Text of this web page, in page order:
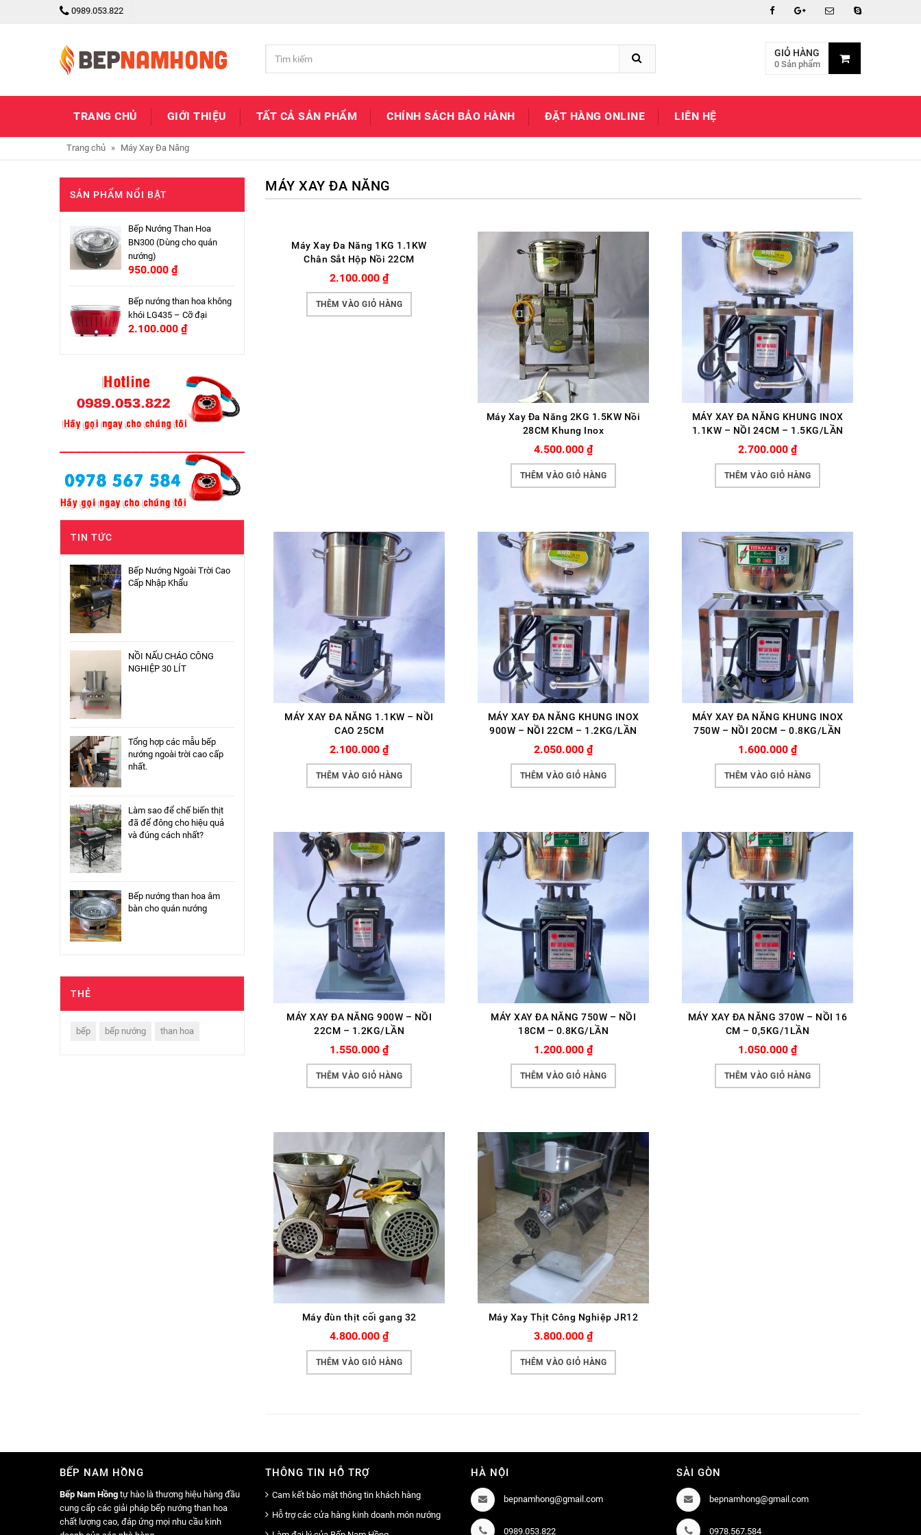
0989.053.822
GIỎ HÀNG
0 Sản phẩm
TRANG CHỦ GIỚI THIỆU TẤT CẢ SẢN PHẨM CHÍNH SÁCH BẢO HÀNH ĐẶT HÀNG ONLINE LIÊN HỆ
Trang chủ » Máy Xay Đa Năng
MÁY XAY ĐA NĂNG
Máy Xay Đa Năng 1KG 1.1KW
Chân Sắt Hộp Nồi 22CM
2.100.000 ₫
THÊM VÀO GIỎ HÀNG
Máy Xay Đa Năng 2KG 1.5KW Nồi
28CM Khung Inox
4.500.000 ₫
THÊM VÀO GIỎ HÀNG
MÁY XAY ĐA NĂNG KHUNG INOX
1.1KW – NỒI 24CM – 1.5KG/LẦN
2.700.000 ₫
THÊM VÀO GIỎ HÀNG
MÁY XAY ĐA NĂNG 1.1KW – NỒI
CAO 25CM
2.100.000 ₫
THÊM VÀO GIỎ HÀNG
MÁY XAY ĐA NĂNG KHUNG INOX
900W – NỒI 22CM – 1.2KG/LẦN
2.050.000 ₫
THÊM VÀO GIỎ HÀNG
MÁY XAY ĐA NĂNG KHUNG INOX
750W – NỒI 20CM – 0.8KG/LẦN
1.600.000 ₫
THÊM VÀO GIỎ HÀNG
MÁY XAY ĐA NĂNG 900W – NỒI
22CM – 1.2KG/LẦN
1.550.000 ₫
THÊM VÀO GIỎ HÀNG
MÁY XAY ĐA NĂNG 750W – NỒI
18CM – 0.8KG/LẦN
1.200.000 ₫
THÊM VÀO GIỎ HÀNG
MÁY XAY ĐA NĂNG 370W – NỒI 16
CM – 0,5KG/1LẦN
1.050.000 ₫
THÊM VÀO GIỎ HÀNG
Máy đùn thịt cối gang 32
4.800.000 ₫
THÊM VÀO GIỎ HÀNG
Máy Xay Thịt Công Nghiệp JR12
3.800.000 ₫
THÊM VÀO GIỎ HÀNG
SẢN PHẨM NỔI BẬT
Bếp Nướng Than Hoa
BN300 (Dùng cho quán
nướng)
950.000 ₫
Bếp nướng than hoa không
khói LG435 – Cỡ đại
2.100.000 ₫
TIN TỨC
Bếp Nướng Ngoài Trời Cao
Cấp Nhập Khẩu
NỒI NẤU CHÁO CÔNG
NGHIỆP 30 LÍT
Tổng hợp các mẫu bếp
nướng ngoài trời cao cấp
nhất.
Làm sao để chế biến thịt
đã để đông cho hiệu quả
và đúng cách nhất?
Bếp nướng than hoa âm
bàn cho quán nướng
THẺ
bếp bếp nướng than hoa
BẾP NAM HỒNG
Bếp Nam Hồng tự hào là thương hiệu hàng đầu
cung cấp các giải pháp bếp nướng than hoa
chất lượng cao, đáp ứng mọi nhu cầu kinh
THÔNG TIN HỖ TRỢ
Cam kết bảo mật thông tin khách hàng
Hỗ trợ các cửa hàng kinh doanh món nướng
HÀ NỘI
bepnamhong@gmail.com
0989.053.822
SÀI GÒN
bepnamhong@gmail.com
0978.567.584